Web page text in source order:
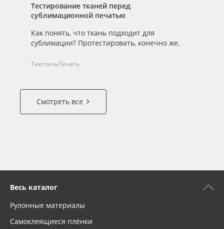
Тестирование тканей перед
сублимационной печатью
Как понять, что ткань подходит для
сублимации? Протестировать, конечно же.
ТекстильПечать
Смотреть все
Весь каталог
Рулонные материалы
Самоклеящиеся плёнки